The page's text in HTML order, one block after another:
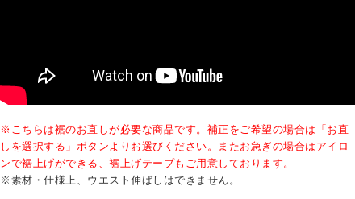
※こちらは裾のお直しが必要な商品です。補正をご希望の場合は「お直
しを選択する」ボタンよりお選びください。またお急ぎの場合はアイロ
ンで裾上げができる、裾上げテープもご用意しております。
※素材・仕様上、ウエスト伸ばしはできません。